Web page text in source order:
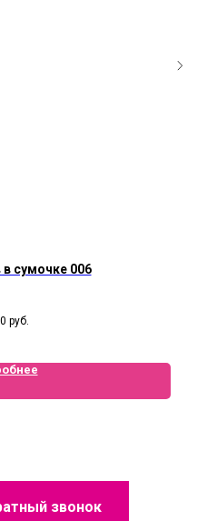
в сумочке 006
руб.
звонок